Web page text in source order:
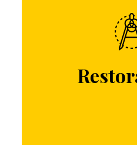
Orjinal haline sadık